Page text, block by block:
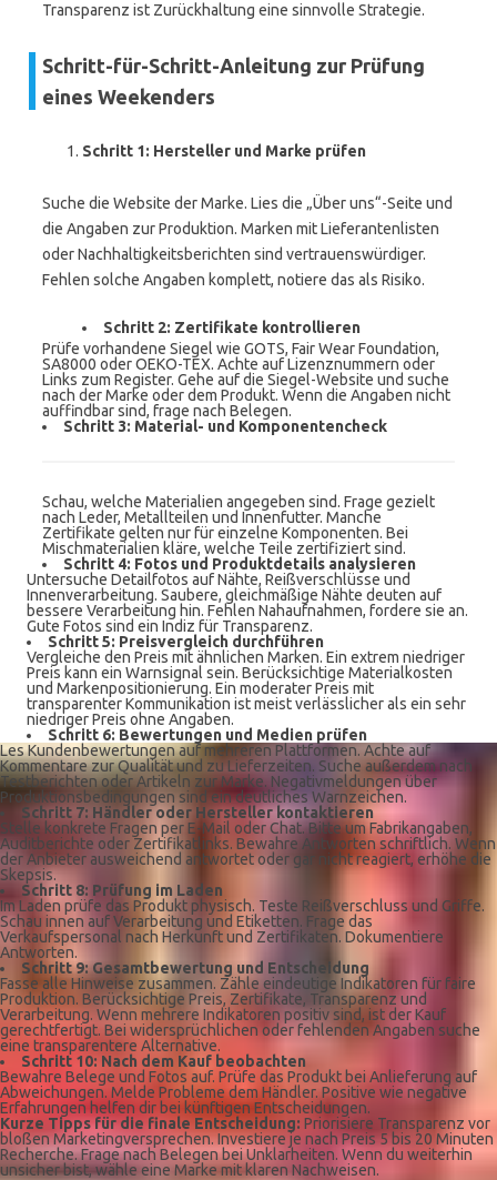
Transparenz ist Zurückhaltung eine sinnvolle Strategie.
Schritt-für-Schritt-Anleitung zur Prüfung
eines Weekenders
Schritt 1: Hersteller und Marke prüfen
Suche die Website der Marke. Lies die „Über uns“-Seite und
die Angaben zur Produktion. Marken mit Lieferantenlisten
oder Nachhaltigkeitsberichten sind vertrauenswürdiger.
Fehlen solche Angaben komplett, notiere das als Risiko.
Schritt 2: Zertifikate kontrollieren
Prüfe vorhandene Siegel wie GOTS, Fair Wear Foundation,
SA8000 oder OEKO-TEX. Achte auf Lizenznummern oder
Links zum Register. Gehe auf die Siegel-Website und suche
nach der Marke oder dem Produkt. Wenn die Angaben nicht
auffindbar sind, frage nach Belegen.
Schritt 3: Material- und Komponentencheck
Schau, welche Materialien angegeben sind. Frage gezielt
nach Leder, Metallteilen und Innenfutter. Manche
Zertifikate gelten nur für einzelne Komponenten. Bei
Mischmaterialien kläre, welche Teile zertifiziert sind.
Schritt 4: Fotos und Produktdetails analysieren
Untersuche Detailfotos auf Nähte, Reißverschlüsse und
Innenverarbeitung. Saubere, gleichmäßige Nähte deuten auf
bessere Verarbeitung hin. Fehlen Nahaufnahmen, fordere sie an.
Gute Fotos sind ein Indiz für Transparenz.
Schritt 5: Preisvergleich durchführen
Vergleiche den Preis mit ähnlichen Marken. Ein extrem niedriger
Preis kann ein Warnsignal sein. Berücksichtige Materialkosten
und Markenpositionierung. Ein moderater Preis mit
transparenter Kommunikation ist meist verlässlicher als ein sehr
niedriger Preis ohne Angaben.
Schritt 6: Bewertungen und Medien prüfen
Les Kundenbewertungen auf mehreren Plattformen. Achte auf
Kommentare zur Qualität und zu Lieferzeiten. Suche außerdem nach
Testberichten oder Artikeln zur Marke. Negativmeldungen über
Produktionsbedingungen sind ein deutliches Warnzeichen.
Schritt 7: Händler oder Hersteller kontaktieren
Stelle konkrete Fragen per E-Mail oder Chat. Bitte um Fabrikangaben,
Auditberichte oder Zertifikatlinks. Bewahre Antworten schriftlich. Wenn
der Anbieter ausweichend antwortet oder gar nicht reagiert, erhöhe die
Skepsis.
Schritt 8: Prüfung im Laden
Im Laden prüfe das Produkt physisch. Teste Reißverschluss und Griffe.
Schau innen auf Verarbeitung und Etiketten. Frage das
Verkaufspersonal nach Herkunft und Zertifikaten. Dokumentiere
Antworten.
Schritt 9: Gesamtbewertung und Entscheidung
Fasse alle Hinweise zusammen. Zähle eindeutige Indikatoren für faire
Produktion. Berücksichtige Preis, Zertifikate, Transparenz und
Verarbeitung. Wenn mehrere Indikatoren positiv sind, ist der Kauf
gerechtfertigt. Bei widersprüchlichen oder fehlenden Angaben suche
eine transparentere Alternative.
Schritt 10: Nach dem Kauf beobachten
Bewahre Belege und Fotos auf. Prüfe das Produkt bei Anlieferung auf
Abweichungen. Melde Probleme dem Händler. Positive wie negative
Erfahrungen helfen dir bei künftigen Entscheidungen.
Kurze Tipps für die finale Entscheidung: Priorisiere Transparenz vor
bloßen Marketingversprechen. Investiere je nach Preis 5 bis 20 Minuten
Recherche. Frage nach Belegen bei Unklarheiten. Wenn du weiterhin
unsicher bist, wähle eine Marke mit klaren Nachweisen.